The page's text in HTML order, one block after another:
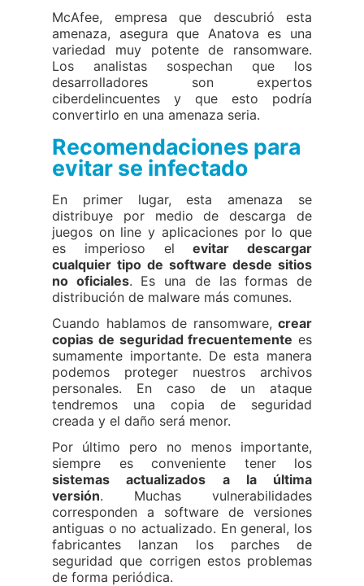
McAfee, empresa que descubrió esta
amenaza, asegura que Anatova es una
variedad muy potente de ransomware.
Los analistas sospechan que los
desarrolladores son expertos
ciberdelincuentes y que esto podría
convertirlo en una amenaza seria.
Recomendaciones para
evitar se infectado
En primer lugar, esta amenaza se
distribuye por medio de descarga de
juegos on line y aplicaciones por lo que
es imperioso elevitar descargar
cualquier tipo de software desde sitios
no oficiales. Es una de las formas de
distribución de malware más comunes.
Cuando hablamos de ransomware, crear
copias de seguridad frecuentemente es
sumamente importante. De esta manera
podemos proteger nuestros archivos
personales. En caso de un ataque
tendremos una copia de seguridad
creada y el daño será menor.
Por último pero no menos importante,
siempre es conveniente tener los
sistemas actualizados a la última
versión. Muchas vulnerabilidades
corresponden a software de versiones
antiguas o no actualizado. En general, los
fabricantes lanzan los parches de
seguridad que corrigen estos problemas
de forma periódica.